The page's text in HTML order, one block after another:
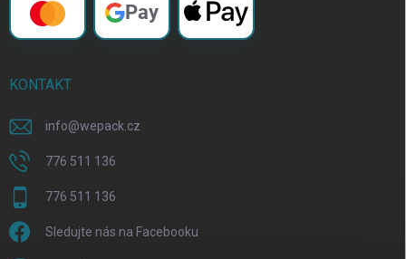
Pay
KONTAKT
info@wepack.cz
776 511 136
776 511 136
Sledujte nás na Facebooku